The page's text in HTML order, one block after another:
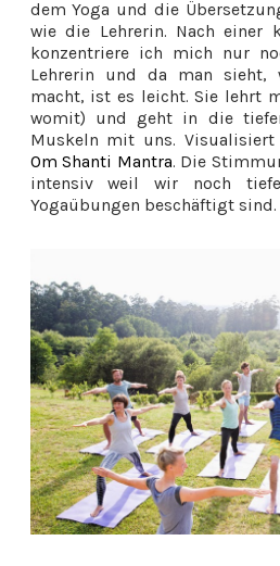
dem Yoga und die
wie die Lehrerin. Nach einer
konzentriere ich mich nur
Lehrerin und da man sieht,
macht, ist es leicht. Sie lehrt
womit) und geht in die
Muskeln mit uns.
Om Shanti Mantra. Die
intensiv weil wir noch
Yogaübungen beschäftigt sind.